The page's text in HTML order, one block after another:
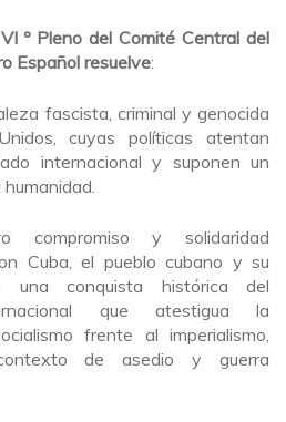
º Pleno del Comité Central del
Español resuelve:
fascista, criminal y genocida
cuyas políticas atentan
internacional y suponen un
compromiso y solidaridad
Cuba, el pueblo cubano y su
una conquista histórica del
que atestigua la
frente al imperialismo,
de asedio y guerra